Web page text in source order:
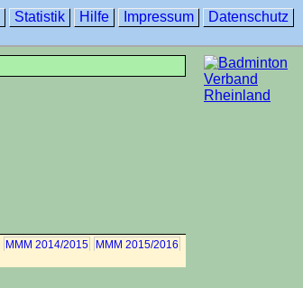
MMM 2014/2015
MMM 2015/2016
Statistik Hilfe Impressum Datenschutz